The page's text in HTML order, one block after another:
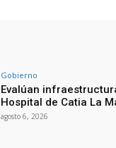
Gobierno
Evalúan
Hospital de Catia La
agosto 6, 2026